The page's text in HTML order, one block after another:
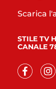
Scarica
STILE TV
CANALE